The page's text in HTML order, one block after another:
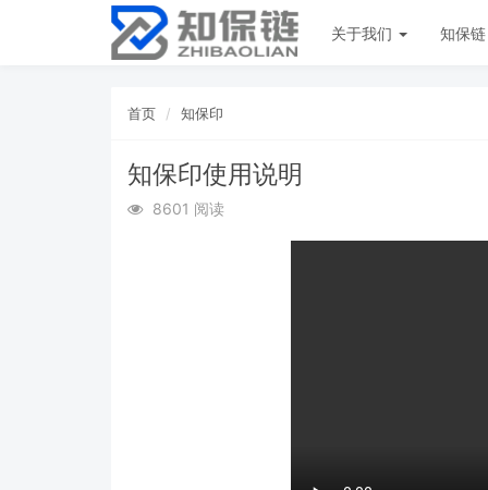
关于我们 知保链
首页 知保印
知保印使用说明
8601 阅读